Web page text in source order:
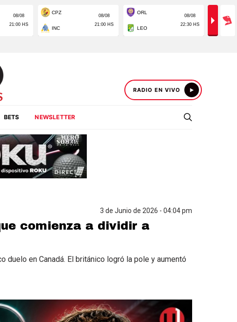
RADIO EN VIVO
BETS NEWSLETTER
3 de Junio de 2026 - 04:04 pm
comienza a dividir a
duelo en Canadá. El británico logró la pole y aumentó